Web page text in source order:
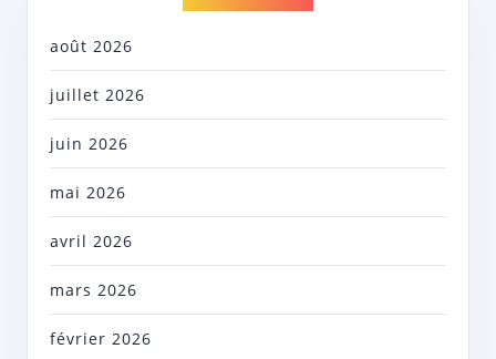
août 2026
juillet 2026
juin 2026
mai 2026
avril 2026
mars 2026
février 2026